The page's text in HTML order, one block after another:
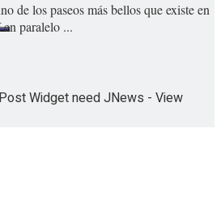
de los paseos más bellos que existe en
paralelo ...
Widget need JNews - View